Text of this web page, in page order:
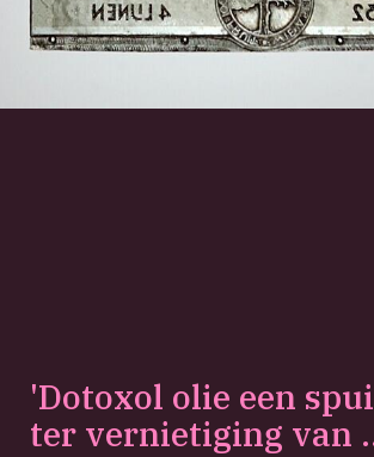
'Dotoxol olie een
ter vernietiging van